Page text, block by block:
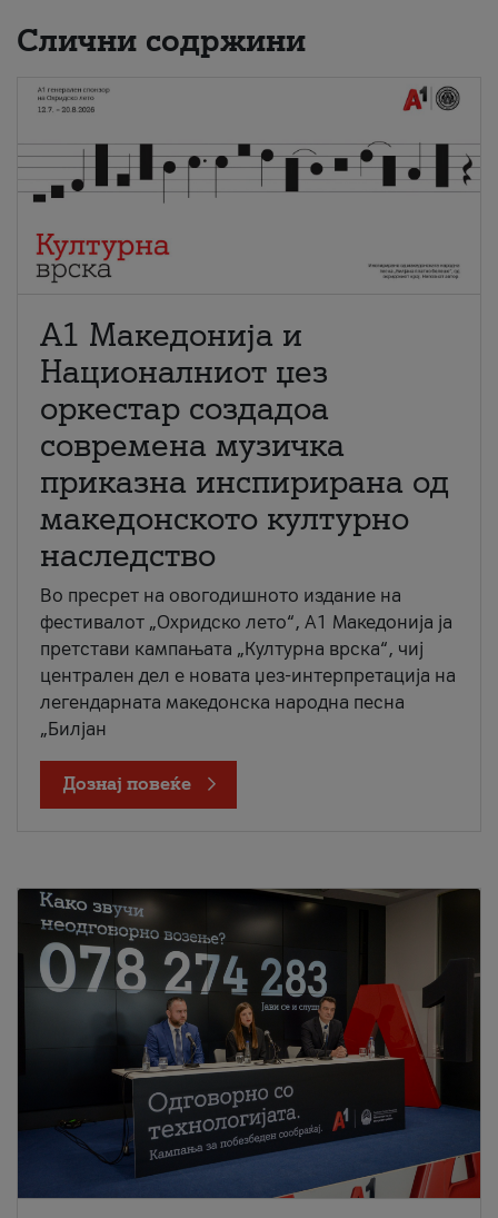
Слични содржини
А1 Македонија и
Националниот џез
оркестар создадоа
современа музичка
приказна инспирирана од
македонското културно
наследство
Во пресрет на овогодишното издание на
фестивалот „Охридско лето“, А1 Македонија ја
претстави кампањата „Културна врска“, чиј
централен дел е новата џез-интерпретација на
легендарната македонска народна песна
„Билјан
Дознај повеќе